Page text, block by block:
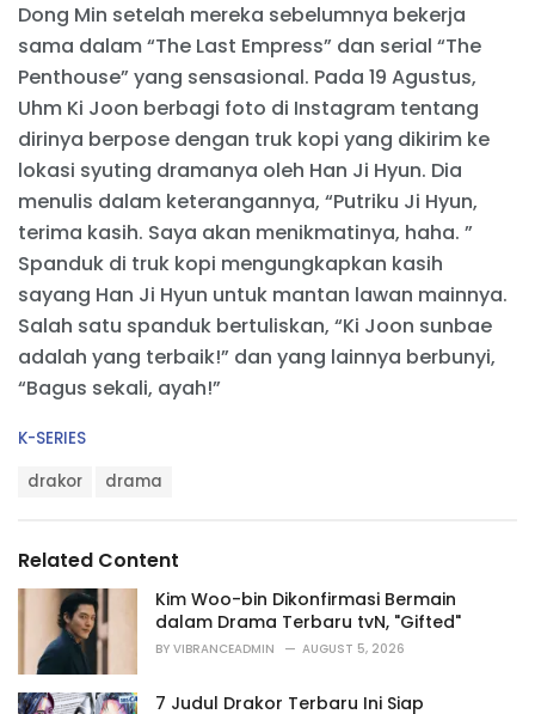
Dong Min setelah mereka sebelumnya bekerja
sama dalam “The Last Empress” dan serial “The
Penthouse” yang sensasional. Pada 19 Agustus,
Uhm Ki Joon berbagi foto di Instagram tentang
dirinya berpose dengan truk kopi yang dikirim ke
lokasi syuting dramanya oleh Han Ji Hyun. Dia
menulis dalam keterangannya, “Putriku Ji Hyun,
terima kasih. Saya akan menikmatinya, haha. ”
Spanduk di truk kopi mengungkapkan kasih
sayang Han Ji Hyun untuk mantan lawan mainnya.
Salah satu spanduk bertuliskan, “Ki Joon sunbae
adalah yang terbaik!” dan yang lainnya berbunyi,
“Bagus sekali, ayah!”
C
r
i
K-SERIES
:
drakor drama
Related Content
Kim Woo-bin Dikonfirmasi Bermain
dalam Drama Terbaru tvN, "Gifted"
BY VIBRANCEADMIN AUGUST 5, 2026
7 Judul Drakor Terbaru Ini Siap